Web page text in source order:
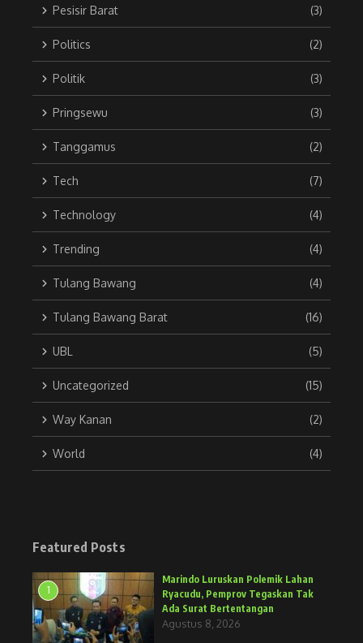
Pesisir Barat (3)
Politics (2)
Politik (3)
Pringsewu (3)
Tanggamus (2)
Tech (7)
Technology (4)
Trending (4)
Tulang Bawang (4)
Tulang Bawang Barat (16)
UBL (5)
Uncategorized (15)
Way Kanan (2)
World (4)
Featured Posts
1
Marindo Luruskan Polemik Lahan
Ryacudu, Pemprov Tegaskan Tak
Ada Surat Bertentangan
Agustus 8, 2026